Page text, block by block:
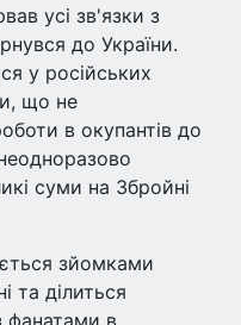
усі зв'язки з
до України.
у російських
що не
в окупантів до
суми на Збройні
зйомками
та ділиться
фанатами в